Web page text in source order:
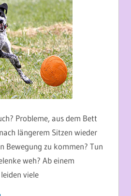
Probleme, aus dem Bett
längerem Sitzen wieder
Bewegung zu kommen? Tun
weh? Ab einem
viele